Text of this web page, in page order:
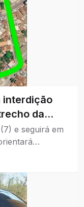
interdição
da
e seguirá em